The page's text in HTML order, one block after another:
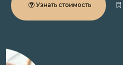
Узнать стоимость